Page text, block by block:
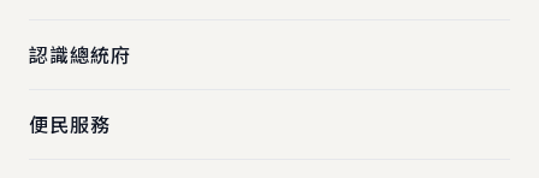
認識總統府
便民服務